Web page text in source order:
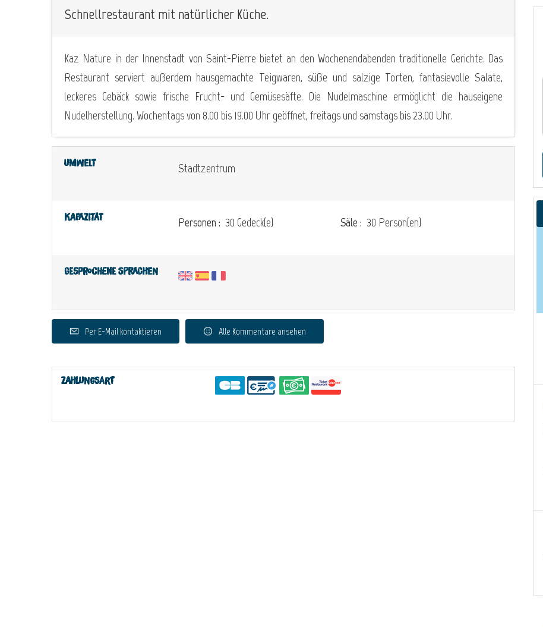
Schnellrestaurant mit natürlicher Küche.
Kaz Nature in der Innenstadt von Saint-Pierre bietet an den Wochenendabenden traditionelle Gerichte. Das
Restaurant serviert außerdem hausgemachte Teigwaren, süße und salzige Torten, fantasievolle Salate,
leckeres Gebäck sowie frische Frucht- und Gemüsesäfte. Die Nudelmaschine ermöglicht die hauseigene
Nudelherstellung. Wochentags von 8.00 bis 19.00 Uhr geöffnet, freitags und samstags bis 23.00 Uhr.
Umwelt Stadtzentrum
Kapazität Personen : 30 Gedeck(e) Säle : 30 Person(en)
Gesprochene Sprachen
Per E-Mail kontaktieren Alle Kommentare ansehen
Zahlungsart